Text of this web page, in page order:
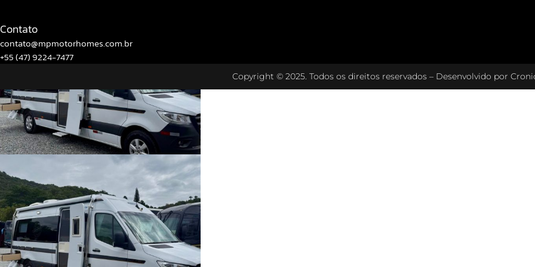
MH Iveco 60.180 Automático SI
MH Iveco 60-180/ 7.8 SI
Contato
contato@mpmotorhomes.com.br
+55 (47) 9224-7477
Copyright © 2025. Todos os direitos reservados – Desenvolvido por